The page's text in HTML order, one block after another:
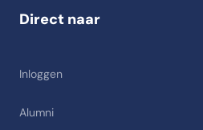
Direct naar
Inloggen
Alumni